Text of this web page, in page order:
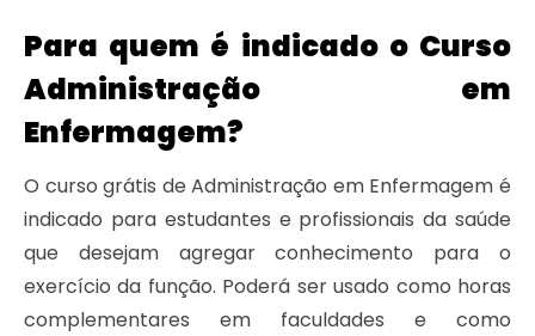
Para quem é indicado o Curso
Administração em
Enfermagem?
O curso grátis de Administração em Enfermagem é
indicado para estudantes e profissionais da saúde
que desejam agregar conhecimento para o
exercício da função. Poderá ser usado como horas
complementares em faculdades e como